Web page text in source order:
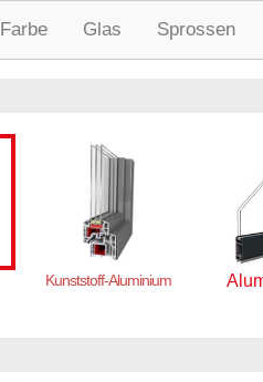
Farbe Glas Sprossen
Kunststoff-Aluminium